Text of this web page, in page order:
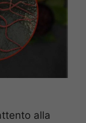
alla